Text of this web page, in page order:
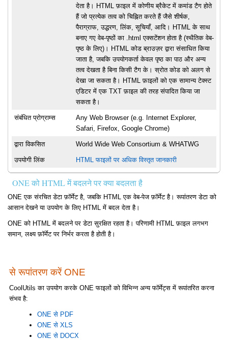
देता है। HTML फ़ाइल में कोणीय ब्रैकेट में कमांड टैग होते
हैं जो प्रत्येक तत्व को चिह्नित करते हैं जैसे शीर्षक,
पैराग्राफ, उद्धरण, लिंक, सूचियाँ, आदि। HTML के साथ
बनाए गए वेब-पृष्ठों का .html एक्सटेंशन होता है (स्थैतिक वेब-
पृष्ठ के लिए)। HTML कोड ब्राउज़र द्वारा संसाधित किया
जाता है, जबकि उपयोगकर्ता केवल पृष्ठ का पाठ और अन्य
तत्व देखता है बिना किसी टैग के। स्रोत कोड को अलग से
देखा जा सकता है। HTML फ़ाइलों को एक सामान्य टेक्स्ट
एडिटर में एक TXT फ़ाइल की तरह संपादित किया जा
सकता है।
संबंधित प्रोग्राम्स
Any Web Browser (e.g. Internet Explorer,
Safari, Firefox, Google Chrome)
द्वारा विकसित World Wide Web Consortium & WHATWG
उपयोगी लिंक HTML फाइलों पर अधिक विस्तृत जानकारी
ONE को HTML में बदलने पर क्या बदलता है
ONE एक संरचित डेटा फ़ॉर्मेट है, जबकि HTML एक वेब-पेज फ़ॉर्मेट है। रूपांतरण डेटा को
आसान देखने या उपयोग के लिए HTML में बदल देता है।
ONE को HTML में बदलने पर डेटा सुरक्षित रहता है। परिणामी HTML फ़ाइल लगभग
समान, लक्ष्य फ़ॉर्मेट पर निर्भर करता है होती है।
से रूपांतरण करें ONE
CoolUtils का उपयोग करके ONE फाइलों को विभिन्न अन्य फॉर्मेट्स में रूपांतरित करना
संभव है:
ONE से PDF
ONE से XLS
ONE से DOCX